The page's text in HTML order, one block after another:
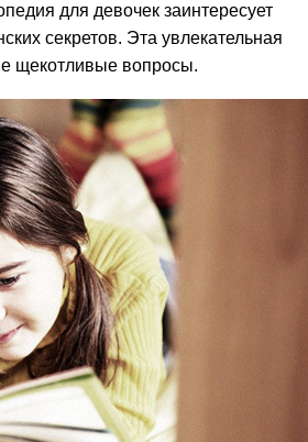
для девочек заинтересует
секретов. Эта увлекательная
щекотливые вопросы.